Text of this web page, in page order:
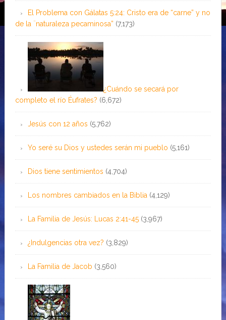
El Problema con Gálatas 5:24: Cristo era de “carne” y no
de la ¨naturaleza pecaminosa” (7,173)
¿Cuándo se secará por
completo el río Éufrates? (6,672)
Jesús con 12 años (5,762)
Yo seré su Dios y ustedes serán mi pueblo (5,161)
Dios tiene sentimientos (4,704)
Los nombres cambiados en la Biblia (4,129)
La Familia de Jesús: Lucas 2:41-45 (3,967)
¿Indulgencias otra vez? (3,829)
La Familia de Jacob (3,560)